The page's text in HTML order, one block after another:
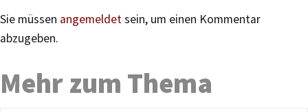
Sie müssen angemeldetsein, um einen Kommentar
abzugeben.
Mehr zum Thema